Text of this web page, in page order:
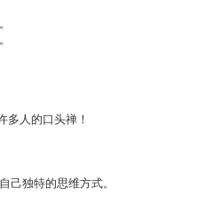
人的口头禅！
独特的思维方式。